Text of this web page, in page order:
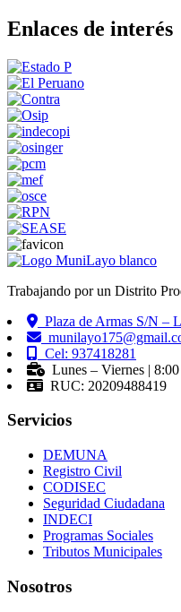
Enlaces de interés
Trabajando por un Distrito
Plaza de Armas S/N –
Cel: 937418281
Lunes – Viernes |
RUC: 20209488419
Servicios
DEMUNA
Registro Civil
CODISEC
Seguridad Ciudadana
INDECI
Programas Sociales
Tributos Municipales
Nosotros